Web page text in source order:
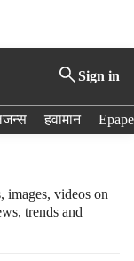
Sign in
हवामान
images, videos on
trends and